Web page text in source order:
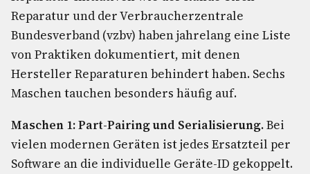
Reparatur und der Verbraucherzentrale
Bundesverband (vzbv) haben jahrelang eine Liste
von Praktiken dokumentiert, mit denen
Hersteller Reparaturen behindert haben. Sechs
Maschen tauchen besonders häufig auf.
Maschen 1: Part-Pairing und Serialisierung.Bei
vielen modernen Geräten ist jedes Ersatzteil per
Software an die individuelle Geräte-ID gekoppelt.